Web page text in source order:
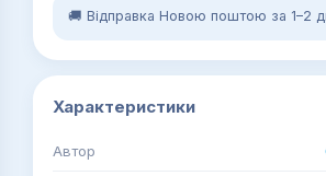
🚚 Відправка Новою поштою за 1–2
Характеристики
Автор